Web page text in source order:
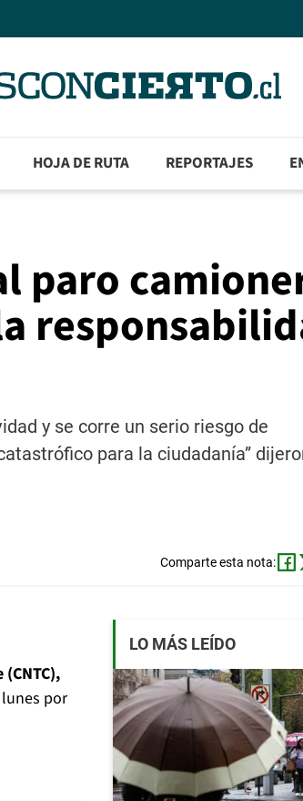
HOJA DE RUTA REPORTAJES
paro
y se corre un serio riesgo de
para la ciudadanía”
Comparte esta nota:
por
LO MÁS LEÍDO